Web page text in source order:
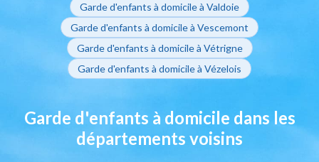
Garde d'enfants à domicile à Valdoie
Garde d'enfants à domicile à Vescemont
Garde d'enfants à domicile à Vétrigne
Garde d'enfants à domicile à Vézelois
Garde d'enfants à domicile dans les
départements voisins